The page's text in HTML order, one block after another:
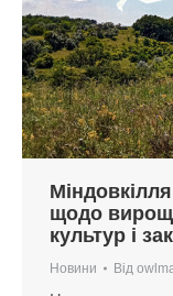
Міндовкілля
щодо
культур і
Новини Від